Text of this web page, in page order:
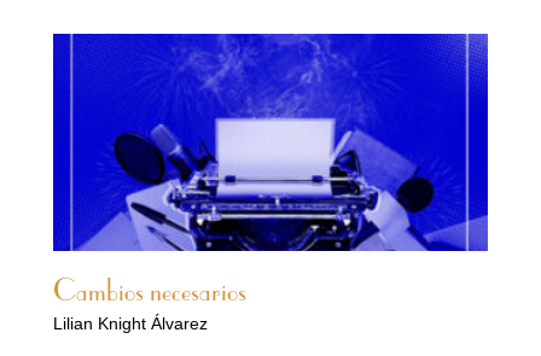
Cambios necesarios
Lilian Knight Álvarez